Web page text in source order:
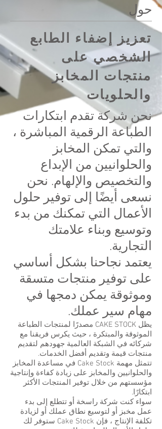
حول
تعزيز إضفاء الطابع
الشخصي على
منتجات المخابز
والحلويات
نحن شركة تقدم ابتكارات
الطباعة الرقمية المباشرة ،
والتي تمكن المخابز
والحلوانيين من الإبداع
والتخصيص والإلهام. نحن
نسعى أيضًا إلى توفير حلول
الأعمال التي تمكنك من بدء
وتوسيع وبناء علامتك
التجارية.
يعتمد نجاحنا بشكل أساسي
على توفير منتجات متسقة
وموثوقة يمكن دمجها في
مهام سير عملك.
يظل CAKE STOCK مصدرًا لمنتجات الطباعة
الموثوقة والمبتكرة ، حيث يكرس فريقنا مع
شركائه في الشبكة العالمية جهودهم لتقديم
منتجات قيمة وتقديم أفضل الخدمات.
تتمثل مهمة Cake Stock في مساعدة المخابز
والحلوانيين والمخابز على زيادة كفاءة وإنتاجية
مؤسستهم من خلال توفير المنتجات الأكثر
ابتكارًا.
سواء كنت شركة راسخة أو تتطلع إلى بدء
عمل مخبز أو لتوسيع نطاق عملك أو لزيادة
تكلفة الإنتاج ، فإن Cake Stock ستوفر لك